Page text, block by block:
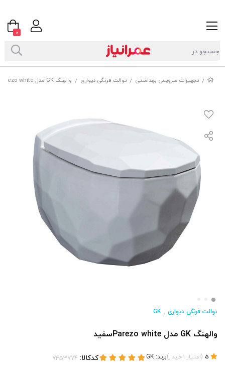
/ تجهیزات سرویس بهداشتی / توالت فرنگی دیواری / والهنگ GK مدل Parezo whiteسفید
توالت فرنگی دیواری /
GK
والهنگ GK مدل Parezo whiteسفید
(امتیاز 1خریدار)برند: GK کدکالا:
0